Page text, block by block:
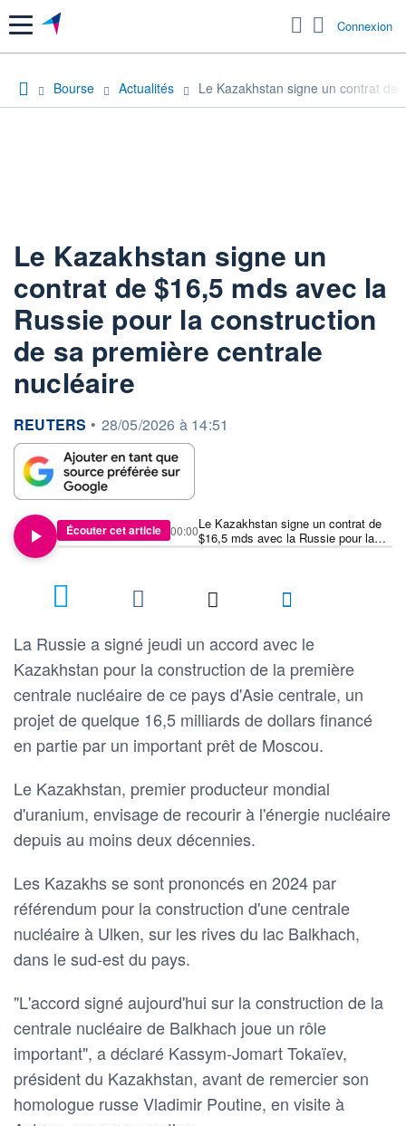
Menu Connexion
Bourse Actualités Le Kazakhstan signe un contrat
Le Kazakhstan signe un
contrat de $16,5 mds avec la
Russie pour la construction
de sa première centrale
nucléaire
information fournie par
REUTERS • 28/05/2026 à 14:51
Écouter cet article
Le Kazakhstan signe un contrat de
$16,5 mds avec la Russie pour la
construction de sa première centrale
00:00
La Russie a signé jeudi un accord avec le
Kazakhstan pour la construction de la première
centrale nucléaire de ce pays d'Asie centrale, un
projet de quelque 16,5 milliards de dollars financé
en partie par un important prêt de Moscou.
Le Kazakhstan, premier producteur mondial
d'uranium, envisage de recourir à l'énergie nucléaire
depuis au moins deux décennies.
Les Kazakhs se sont prononcés en 2024 par
référendum pour la construction d'une centrale
nucléaire à Ulken, sur les rives du lac Balkhach,
dans le sud-est du pays.
"L'accord signé aujourd'hui sur la construction de la
centrale nucléaire de Balkhach joue un rôle
important", a déclaré Kassym-Jomart Tokaïev,
président du Kazakhstan, avant de remercier son
homologue russe Vladimir Poutine, en visite à